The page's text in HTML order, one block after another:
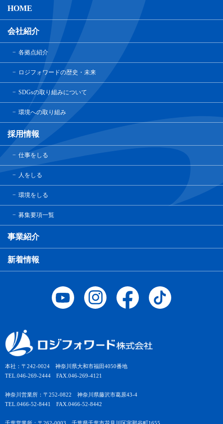
本社：〒242-0024 神奈川県大和市福田4050番地
TEL.046-269-2444 FAX.046-269-4121
神奈川営業所：〒252-0822 神奈川県藤沢市葛原43-4
TEL.0466-52-8441 FAX.0466-52-8442
HOME
会社紹介
各拠点紹介
ロジフォワードの歴史・未来
SDGsの取り組みについて
環境への取り組み
採用情報
仕事をしる
人をしる
環境をしる
募集要項一覧
事業紹介
新着情報